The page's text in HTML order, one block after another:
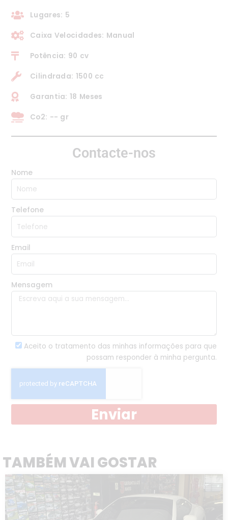
Lugares: 5
Caixa Velocidades: Manual
Potência: 90 cv
Cilindrada: 1500 cc
Garantia: 18 Meses
Co2: -- gr
Contacte-nos
Nome
Telefone
Email
Mensagem
Aceito o tratamento das minhas informações para que
possam responder à minha pergunta.
Enviar
TAMBÉM VAI GOSTAR